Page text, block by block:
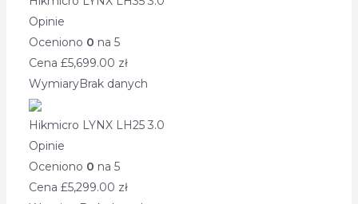
Opinie
Oceniono 0 na 5
Cena £5,699.00 zł
WymiaryBrak danych
Hikmicro LYNX LH25 3.0
Opinie
Oceniono 0 na 5
Cena £5,299.00 zł